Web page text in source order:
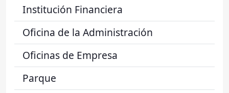
Institución Financiera
Oficina de la Administración
Oficinas de Empresa
Parque